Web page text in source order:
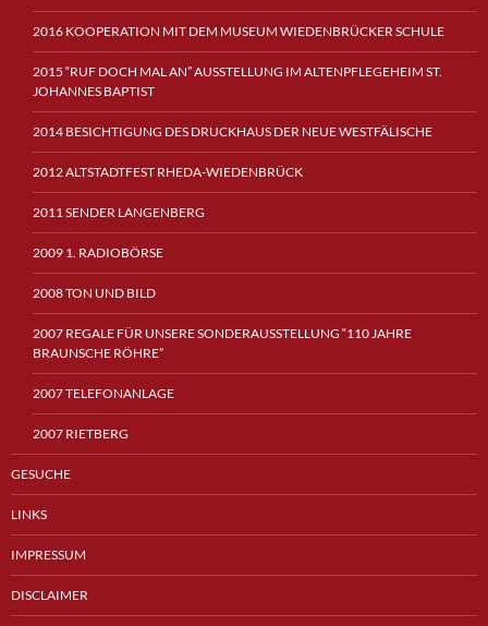
2016 KOOPERATION MIT DEM MUSEUM WIEDENBRÜCKER SCHULE
2015 “RUF DOCH MAL AN” AUSSTELLUNG IM ALTENPFLEGEHEIM ST.
JOHANNES BAPTIST
2014 BESICHTIGUNG DES DRUCKHAUS DER NEUE WESTFÄLISCHE
2012 ALTSTADTFEST RHEDA-WIEDENBRÜCK
2011 SENDER LANGENBERG
2009 1. RADIOBÖRSE
2008 TON UND BILD
2007 REGALE FÜR UNSERE SONDERAUSSTELLUNG “110 JAHRE
BRAUNSCHE RÖHRE”
2007 TELEFONANLAGE
2007 RIETBERG
GESUCHE
LINKS
IMPRESSUM
DISCLAIMER